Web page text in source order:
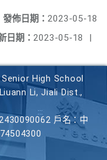
發佈日期： 2023-05-18
日期： 2023-05-18 |
High School
Li, Jiali Dist.,
戶名：中